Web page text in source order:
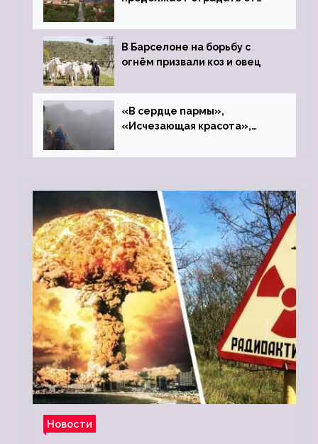
В Барселоне на борьбу с
огнём призвали коз и овец
«В сердце пармы»,
«Исчезающая красота»,
Новости